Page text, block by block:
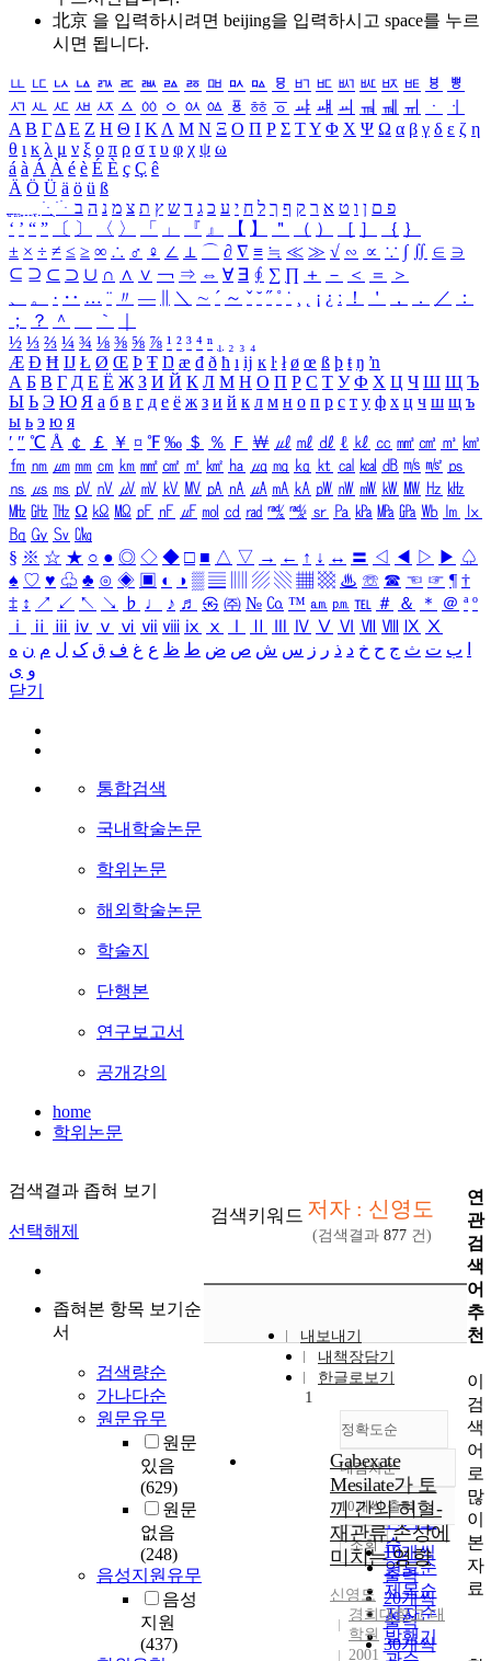
北京 을 입력하시려면 beijing을 입력하시고 space를 누르
시면 됩니다.
ㅥ ㅦ ㅧ ㅨ ㅩ ㅪ ㅫ ㅬ ㅭ ㅮ ㅯ ㅰ ㅱ ㅲ ㅳ ㅴ ㅵ ㅶ ㅷ ㅸ
ㅹ
ㅺ ㅻ ㅼ ㅽ ㅾ ㅿ ㆀ ㆁ ㆂ ㆃ ㆄ ㆅ ㆆ ㆇ ㆈ ㆉ ㆊ ㆋ ㆌ ㆍ
ㆎ
Α Β ΓΔ Ε Ζ Η Θ Ι ΚΛ Μ Ν Ξ Ο Π Ρ Σ ΤΥ Φ Χ Ψ Ω α β γ δ ε ζ η
θ ι κ λ μ ν ξ ο π ρ σ τ υ φ χ ψ ω
á à Á À é è É È ç Ç ê
Ä Ö Ü ä ö ü ß
ִֶֹ ֻּ ׁׂ פ ם ן ו ט א ר ק ף ך ל ח י ע כ ג ד ש ץ ת צ מ נ ה ב
‘ ’ “ ” 〔 〕 〈 〉 「 」 『 』 【 】 ＂ （ ） ［ ］ ｛ ｝
± × ÷ ≠ ≤ ≥ ∞ ∴ ♂ ♀ ∠ ⊥ ⌒ ∂ ∇ ≡ ≒ ≪ ≫ √ ∽ ∝ ∵ ∫ ∬ ∈ ∋
⊆ ⊇ ⊂ ⊃ ∪ ∩ ∧ ∨ ￢ ⇒ ⇔ ∀ ∃ ∮ ∑ ∏ ＋ － ＜ ＝
＞
、
。 · ‥ … ¨ 〃 ― ＼ ∼ ´ ～ ˇ ˘ ˝ ˚ ˙ ¸ ¡ ¿ ː ！ ＇ ， ． ／
：
；
？ ＾ ｀
½ ⅓ ⅔ ¼ ¾ ⅛ ⅜ ⅝ ⅞ ¹ ² ³ ⁴ ⁿ ₁ ₂ ₃ ₄
Æ Ð Ħ Ĳ Ł Ø Œ Þ Ŧ Ŋ æ đ ð ħ ı ĳ ĸ ŀ ł ø œ ß þ ŧ ŋ ŉ
А Б В Г Д Е Ё Ж З И Й К Л М Н О П Р С Т У Ф Х Ц Ч Ш Щ Ъ
Ы Ь Э Ю Я а б в г д е ё ж з и й к л м н о п р с т у ф х ц ч ш щ ъ
ы ь э ю я
′ ″ ℃ Å ￠ ￡ ￥ ¤ ℉ ‰ ＄ ％ Ｆ ￦ ㎕ ㎖ ㎗ ℓ ㎘ ㏄ ㎣ ㎤ ㎥ ㎦
㎙ ㎚ ㎛ ㎜ ㎝ ㎞ ㎟ ㎠ ㎡ ㎢ ㏊ ㎍ ㎎ ㎏ ㏏ ㎈ ㎉ ㏈ ㎧ ㎨ ㎰
㎱ ㎲ ㎳ ㎴ ㎵ ㎶ ㎷ ㎸ ㎹ ㎀ ㎁ ㎂ ㎃ ㎄ ㎺ ㎻ ㎽ ㎾ ㎿ ㎐ ㎑
㎒ ㎓ ㎔ Ω ㏀ ㏁ ㎊ ㎋ ㎌ ㏖ ㏅ ㎭ ㎮ ㎯ ㏛ ㎩ ㎪ ㎫ ㎬ ㏝ ㏐
㏓
㏃ ㏉ ㏜ ㏆
§ ※ ☆ ★ ○ ● ◎ ◇ ◆ □ ■ △ ▽ → ← ↑ ↓ ↔ 〓 ◁ ◀ ▷ ▶ ♤
♠ ♡ ♥ ♧ ♣ ⊙ ◈ ▣ ◐ ◑ ▒ ▤ ▨ ▧ ▦ ▩ ♨ ☏ ☎ ☜ ☞ ¶ †
‡ ↕ ↗ ↙ ↖ ↘ ♭ ♩ ♪ ♬ ㉿ ㈜ № ㏇ ™ ㏂ ㏘ ℡ ＃ ＆ ＊ ＠ ª º
ⅰ
ⅱ ⅲ ⅳ ⅴ ⅵ ⅶ ⅷ ⅸ ⅹ Ⅳ Ⅴ Ⅵ Ⅶ Ⅷ Ⅸ Ⅹ
ب ت ث ج ح خ د ذ ر ز س ش ص ض ط ظ ع غ ف ق ک ل م ن ه
و ی
닫기
통합검색
국내학술논문
학위논문
해외학술논문
학술지
단행본
연구보고서
공개강의
home
학위논문
검색결과 좁혀 보기
선택해제
좁혀본 항목 보기순
서
검색량순
가나다순
원문유무
원문
있음
(629)
원문
없음
(248)
음성지원유무
음성
지원
(437)
검색키워드 저자 : 신영도
(검색결과 877 건)
내보내기
내책장담기
한글로보기
정확도순
정확도
순
인기도
순
연도순
제목순
저자순
발행기
내림차순
내림차순
10개씩 출력
10개씩
출력
20개씩
출력
30개씩
조회
1
Gabexate
Mesilate가 토
끼 간의 허혈-
재관류 손상에
미치는 영향
신영도
경희대학교 대
학원
2001
연
관
검
색
어
추
천
이
검
색
어
로
많
이
본
자
료